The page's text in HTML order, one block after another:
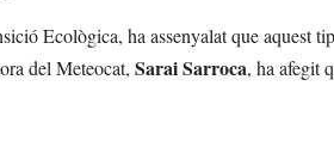
Ecològica, ha assenyalat que aquest
del Meteocat, Sarai Sarroca, ha afegit